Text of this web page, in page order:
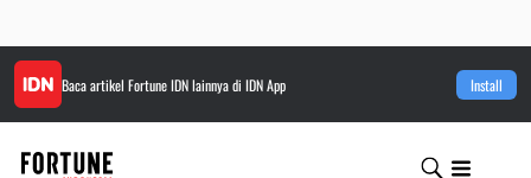
Baca artikel Fortune IDNlainnya di IDN App Install